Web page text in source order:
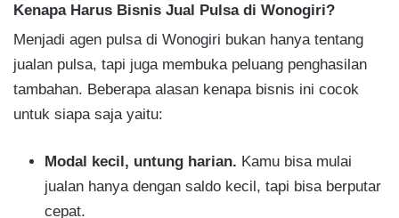
Kenapa Harus Bisnis Jual Pulsa di Wonogiri?
Menjadi agen pulsa di Wonogiri bukan hanya tentang
jualan pulsa, tapi juga membuka peluang penghasilan
tambahan. Beberapa alasan kenapa bisnis ini cocok
untuk siapa saja yaitu:
Modal kecil, untung harian. Kamu bisa mulai
jualan hanya dengan saldo kecil, tapi bisa berputar
cepat.